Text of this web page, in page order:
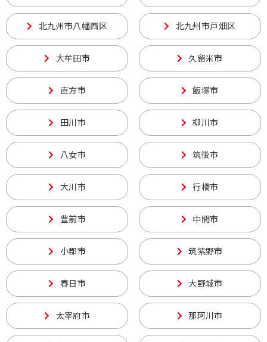
北九州市八幡西区 北九州市戸畑区
大牟田市 久留米市
直方市 飯塚市
田川市 柳川市
八女市 筑後市
大川市 行橋市
豊前市 中間市
小郡市 筑紫野市
春日市 大野城市
太宰府市 那珂川市